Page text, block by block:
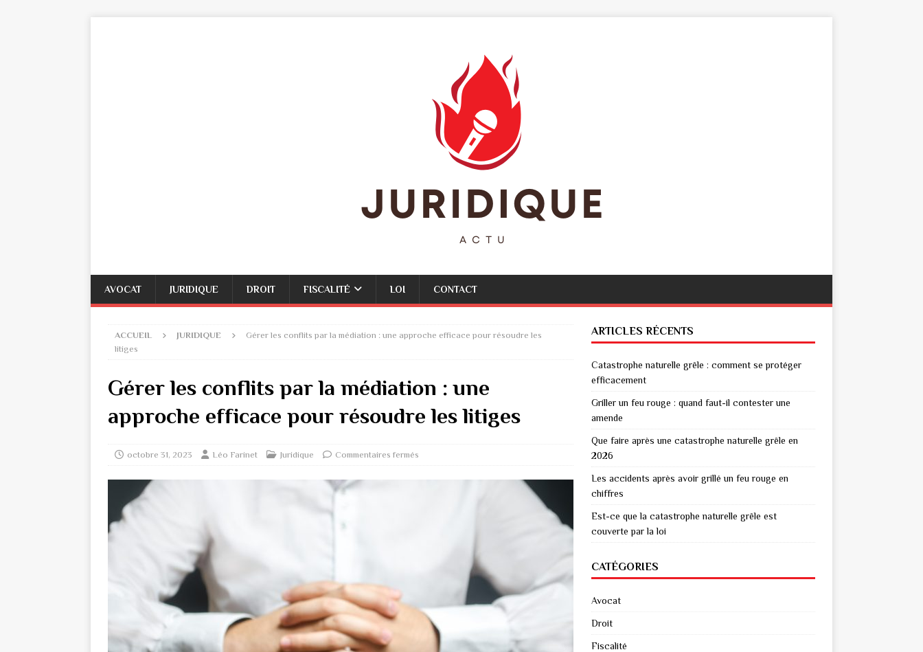
AVOCAT JURIDIQUE DROIT FISCALITÉ LOI CONTACT
ACCUEIL JURIDIQUE
Gérer les conflits par la médiation : une approche efficace pour résoudre les
litiges
Gérer les conflits par la médiation : une
approche efficace pour résoudre les litiges
octobre 31, 2023 Léo Farinet Juridique Commentaires fermés
ARTICLES RÉCENTS
Catastrophe naturelle grêle : comment se protéger
efficacement
Griller un feu rouge : quand faut-il contester une
amende
Que faire après une catastrophe naturelle grêle en
2026
Les accidents après avoir grillé un feu rouge en
chiffres
Est-ce que la catastrophe naturelle grêle est
couverte par la loi
CATÉGORIES
Avocat
Droit
Fiscalité